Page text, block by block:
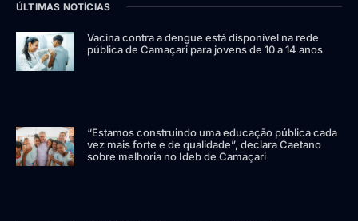
ÚLTIMAS NOTÍCIAS
Vacina contra a dengue está disponível na rede
pública de Camaçari para jovens de 10 a 14 anos
“Estamos construindo uma educação pública cada
vez mais forte e de qualidade”, declara Caetano
sobre melhoria no Ideb de Camaçari